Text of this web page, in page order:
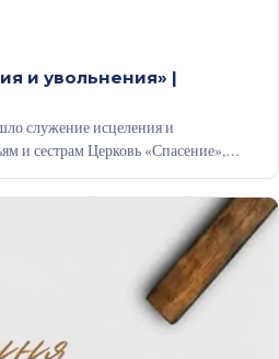
и увольнения» |
служение исцеления и
и сестрам Церковь «Спасение»,